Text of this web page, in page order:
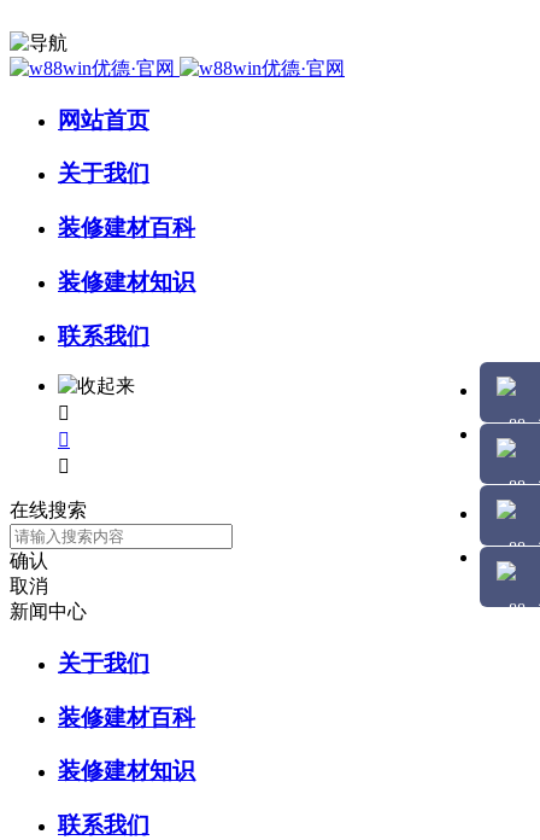
网站首页
关于我们
装修建材百科
装修建材知识
联系我们



在线搜索
确认
取消
新闻中心
关于我们
装修建材百科
装修建材知识
联系我们